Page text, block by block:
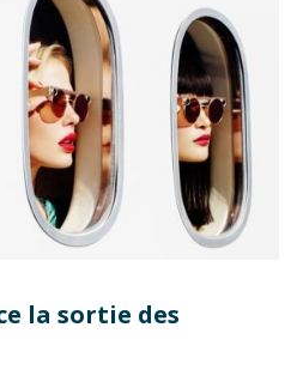
la sortie des